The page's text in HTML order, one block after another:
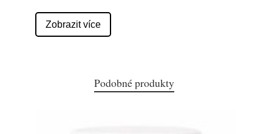
Zobrazit více
Podobné produkty